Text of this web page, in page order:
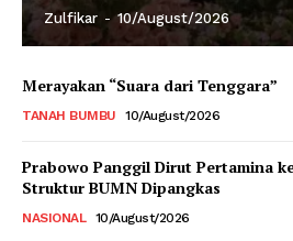
Zulfikar - 10/August/2026
Merayakan “Suara dari Tenggara”
TANAH BUMBU 10/August/2026
Prabowo Panggil Dirut Pertamina
Struktur BUMN Dipangkas
NASIONAL 10/August/2026